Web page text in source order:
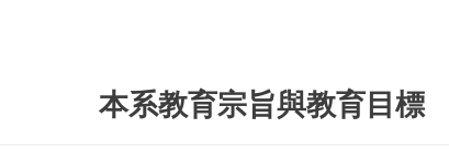
本系教育宗旨與教育目標